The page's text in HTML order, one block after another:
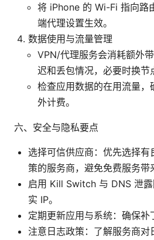
将 iPhone 的 Wi-Fi 指向路
端代理设置生效。
数据使用与流量管理
VPN/代理服务会消耗额外
迟和丢包情况，必要时换节
检查应用数据的在用流量，
外计费。
六、安全与隐私要点
选择可信供应商：优先选择有
策的服务商，避免免费服务带
启用 Kill Switch 与 DNS 泄
实 IP。
定期更新应用与系统：确保补
注意日志政策：了解服务商对